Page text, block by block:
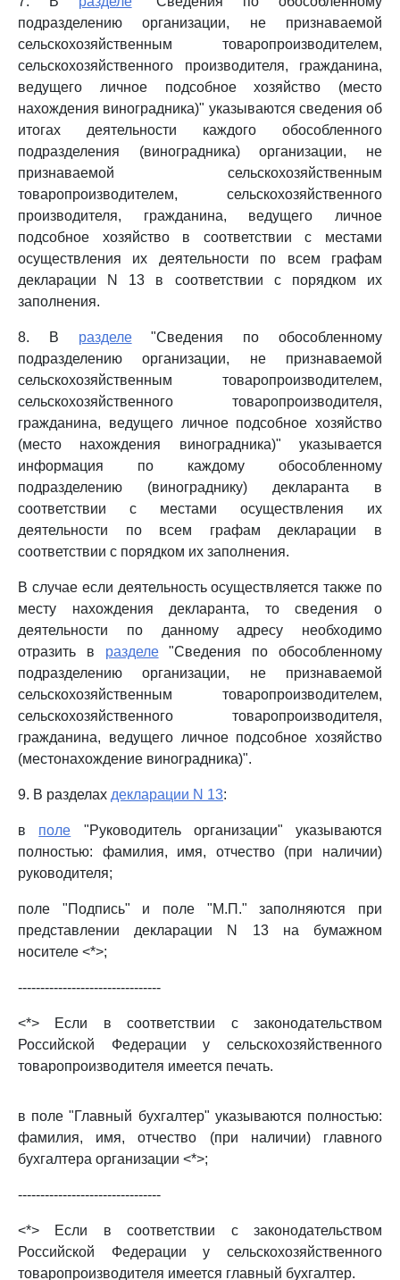
подразделению организации, не признаваемой
сельскохозяйственным товаропроизводителем,
сельскохозяйственного производителя, гражданина,
ведущего личное подсобное хозяйство (место
нахождения виноградника)" указываются сведения об
итогах деятельности каждого обособленного
подразделения (виноградника) организации, не
признаваемой сельскохозяйственным
товаропроизводителем, сельскохозяйственного
производителя, гражданина, ведущего личное
подсобное хозяйство в соответствии с местами
осуществления их деятельности по всем графам
декларации N 13 в соответствии с порядком их
заполнения.
8. В разделе"Сведения по обособленному
подразделению организации, не признаваемой
сельскохозяйственным товаропроизводителем,
сельскохозяйственного товаропроизводителя,
гражданина, ведущего личное подсобное хозяйство
(место нахождения виноградника)" указывается
информация по каждому обособленному
подразделению (винограднику) декларанта в
соответствии с местами осуществления их
деятельности по всем графам декларации в
соответствии с порядком их заполнения.
В случае если деятельность осуществляется также по
месту нахождения декларанта, то сведения о
деятельности по данному адресу необходимо
отразить в разделе"Сведения по обособленному
подразделению организации, не признаваемой
сельскохозяйственным товаропроизводителем,
сельскохозяйственного товаропроизводителя,
гражданина, ведущего личное подсобное хозяйство
(местонахождение виноградника)".
9. В разделах декларации N 13:
в поле "Руководитель организации" указываются
полностью: фамилия, имя, отчество (при наличии)
руководителя;
поле "Подпись" и поле "М.П." заполняются при
представлении декларации N 13 на бумажном
носителе <*>;
--------------------------------
<*> Если в соответствии с законодательством
Российской Федерации у сельскохозяйственного
товаропроизводителя имеется печать.
в поле "Главный бухгалтер" указываются полностью:
фамилия, имя, отчество (при наличии) главного
бухгалтера организации <*>;
--------------------------------
<*> Если в соответствии с законодательством
Российской Федерации у сельскохозяйственного
товаропроизводителя имеется главный бухгалтер.